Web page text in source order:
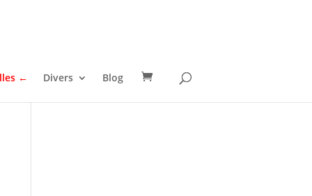
← Divers Blog